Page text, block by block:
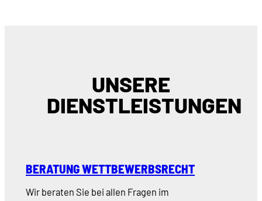
UNSERE
DIENSTLEISTUNGEN
BERATUNG WETTBEWERBSRECHT
Wir beraten Sie bei allen Fragen im